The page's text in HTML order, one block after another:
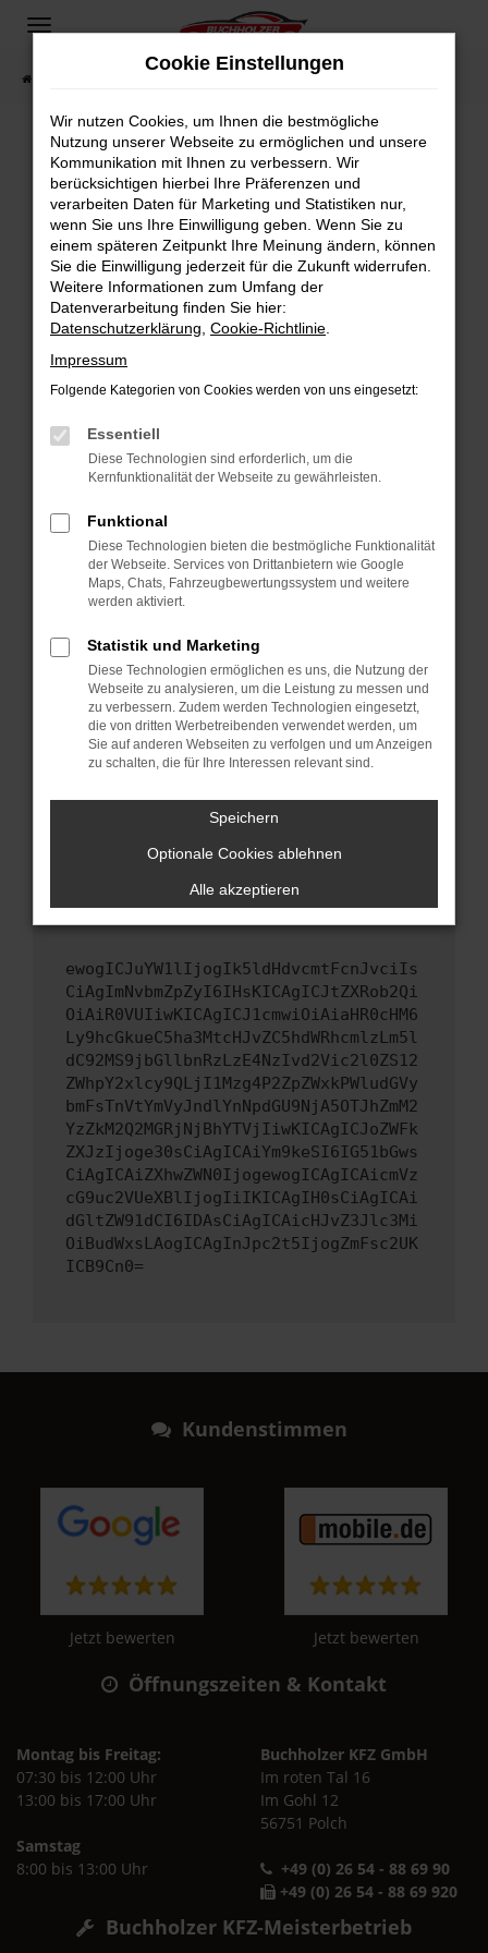
Zum
springen
Fahrzeugsuche
Fehler: Network Error
Beim Laden ist ein Fehler aufgetreten.
Hier sind ein paar Tipps, die dir helfen können:
Überprüfe deine Firewall und deine
Internetverbindung.
Laden andere Webseiten, zum Beispiel deine
Suchmaschine?
Prüfe deine Browsererweiterungen.
können das Laden bestimmter Seiten
verhindern. Funktioniert die Seite in einem
anderen Browser oder in einem privaten
Starte dein Gerät neu.
Das kann manchmal helfen, vorübergehende
Probleme zu beheben.
Betriebssystem auf dem neuesten Stand
sind.
Veraltete Software birgt nicht nur ein
Sicherheitsrisiko, sondern kann auch dazu
führen, dass bestimmte Funktionen nicht mehr
unterstützt werden.
Wende dich an den Webseitenbetreiber.
Wenn du alle oben genannten Schritte versucht
hast, kontaktiere uns bitte. Wir werden
versuchen, das Problem zu beheben. Du kannst
uns diesen Text schicken, um uns bei der
ewogICJuYW1lIjogIk5ldHdvcmtFcnJvciIs
CiAgImNvbmZpZyI6IHsKICAgICJtZXRob2Qi
OiAiR0VUIiwKICAgICJ1cmwiOiAiaHR0cHM6
Ly9hcGkueC5ha3MtcHJvZC5hdWRhcmlzLm5l
dC92MS9jbGllbnRzLzE4NzIvd2Vic2l0ZS12
ZWhpY2xlcy9QLjI1Mzg4P2ZpZWxkPWludGVy
bmFsTnVtYmVyJndlYnNpdGU9NjA5OTJhZmM2
YzZkM2Q2MGRjNjBhYTVjIiwKICAgICJoZWFk
ZXJzIjoge30sCiAgICAiYm9keSI6IG51bGws
CiAgICAiZXhwZWN0IjogewogICAgICAicmVz
cG9uc2VUeXBlIjogIiIKICAgIH0sCiAgICAi
dGltZW91dCI6IDAsCiAgICAicHJvZ3Jlc3Mi
OiBudWxsLAogICAgInJpc2t5IjogZmFsc2UK
ICB9Cn0=
Kundenstimmen
Jetzt bewerten Jetzt bewerten
Öffnungszeiten & Kontakt
Montag bis Freitag:
07:30 bis 12:00 Uhr
13:00 bis 17:00 Uhr
Samstag
8:00 bis 13:00 Uhr
Buchholzer KFZ GmbH
Im roten Tal 16
Im Gohl 12
56751 Polch
+49 (0) 26 54 - 88 69 90
+49 (0) 26 54 - 88 69 920
Buchholzer KFZ-Meisterbetrieb
Cookie Einstellungen
Wir nutzen Cookies, um Ihnen die bestmögliche
Nutzung unserer Webseite zu ermöglichen und unsere
Kommunikation mit Ihnen zu verbessern. Wir
berücksichtigen hierbei Ihre Präferenzen und
verarbeiten Daten für Marketing und Statistiken nur,
wenn Sie uns Ihre Einwilligung geben. Wenn Sie zu
einem späteren Zeitpunkt Ihre Meinung ändern, können
Sie die Einwilligung jederzeit für die Zukunft widerrufen.
Weitere Informationen zum Umfang der
Datenverarbeitung finden Sie hier:
Datenschutzerklärung Cookie-Richtlinie
Impressum
Folgende Kategorien von Cookies werden von uns eingesetzt:
Essentiell
Diese Technologien sind erforderlich, um die
Kernfunktionalität der Webseite zu gewährleisten.
Funktional
Diese Technologien bieten die bestmögliche Funktionalität
der Webseite. Services von Drittanbietern wie Google
Maps, Chats, Fahrzeugbewertungssystem und weitere
werden aktiviert.
Statistik und Marketing
Diese Technologien ermöglichen es uns, die Nutzung der
Webseite zu analysieren, um die Leistung zu messen und
zu verbessern. Zudem werden Technologien eingesetzt,
die von dritten Werbetreibenden verwendet werden, um
Sie auf anderen Webseiten zu verfolgen und um Anzeigen
zu schalten, die für Ihre Interessen relevant sind.
Speichern
Optionale Cookies ablehnen
Alle akzeptieren